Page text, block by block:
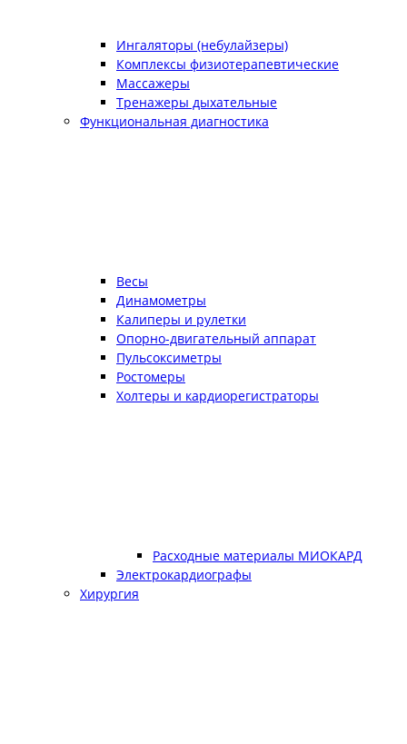
Ингаляторы (небулайзеры)
Комплексы физиотерапевтические
Массажеры
Тренажеры дыхательные
Функциональная диагностика
Весы
Динамометры
Калиперы и рулетки
Опорно-двигательный аппарат
Пульсоксиметры
Ростомеры
Холтеры и кардиорегистраторы
Расходные материалы МИОКАРД
Электрокардиографы
Хирургия